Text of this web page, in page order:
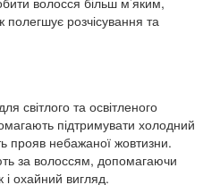
розчісування та
світлого та освітленого
підтримувати холодний
прояв небажаної жовтизни.
за волоссям, допомагаючи
і охайний вигляд.